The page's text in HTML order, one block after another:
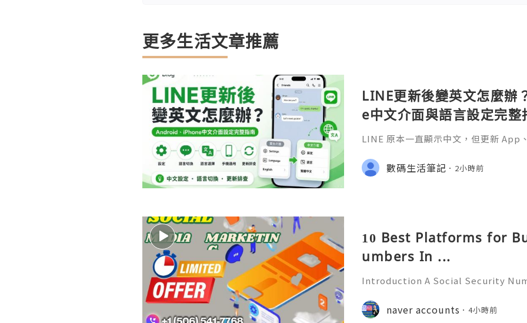
更多生活文章推薦
LINE更新後變英文怎麼
e中文介面與語言設定完整
LINE 原本一直顯示中文，但更新 App
並不少見。數碼生活筆記 2小時前
10 Best Platforms for
umbers In ...
Introduction A Social Security
official identification,
overnment-related pur
naver accounts 4小時前